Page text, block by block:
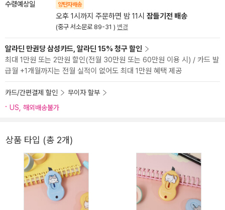
수령예상일 양탄자배송
오후 1시까지 주문하면 밤 11시 잠들기전 배송
(중구 서소문로 89-31 ) 변경
알라딘 만권당 삼성카드, 알라딘 15% 청구 할인
최대 1만원 또는 2만원 할인(전월 30만원 또는 60만원 이용 시) / 카드 발
급월 +1개월까지는 전월 실적이 없어도 최대 1만원 혜택 제공
카드/간편결제 할인
무이자 할부
US, 해외배송불가
상품 타입 (총 2개)